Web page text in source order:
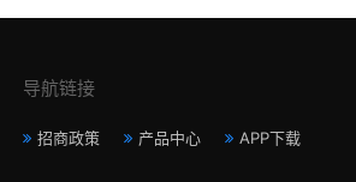
导航链接
招商政策 产品中心 APP下载